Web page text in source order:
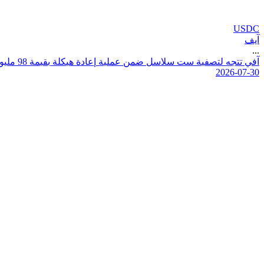
USDC
آيف
...
في تتجه لتصفية ست سلسل ضمن عملية عادة هيكلة بقيمة 98 مليو
2026-07-30